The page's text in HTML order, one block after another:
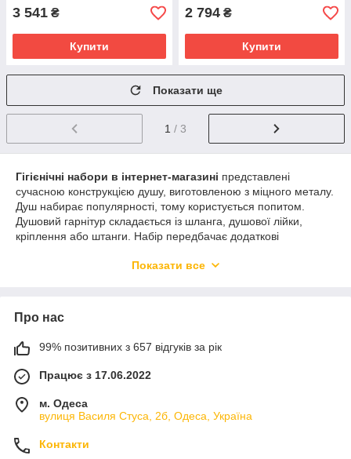
3 541 ₴
Купити
2 794 ₴
Купити
Показати ще
1 / 3
Гігієнічні набори в інтернет-магазині представлені
сучасною конструкцією душу, виготовленою з міцного металу.
Душ набирає популярності, тому користується попитом.
Душовий гарнітур складається із шланга, душової лійки,
кріплення або штанги. Набір передбачає додаткові
Перед тим, як купити гігієнічні системи в Україні важливо
дизайн;
ціну.
увагу вибору змішувача: він повинен чітко брати участь у
регулюванні потоку і температури води. На сайті
представлені моделі:
Показати все
Про нас
99% позитивних з 657 відгуків за рік
Працює з 17.06.2022
м. Одеса
вулиця Василя Стуса, 2б, Одеса, Україна
Контакти